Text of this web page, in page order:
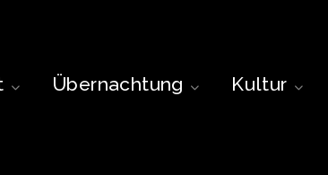
Übernachtung Kultur